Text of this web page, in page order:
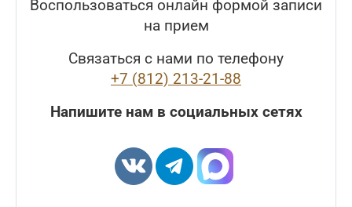
Воспользоваться онлайн формой записи
на прием
Связаться с нами по телефону
+7 (812) 213-21-88
Напишите нам в социальных сетях